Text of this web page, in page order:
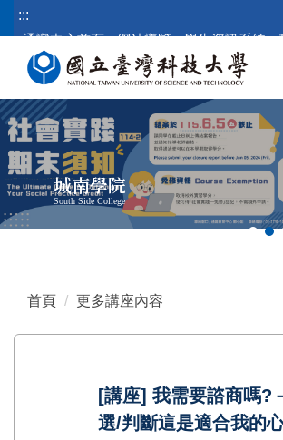
跳
到
內
容
區
塊
:::
通識中心首頁
網站導覽 學生資訊系統
城南學院
South Side College
首頁 更多講座內容
[講座] 我需要諮商嗎?
選/判斷這是適合我的